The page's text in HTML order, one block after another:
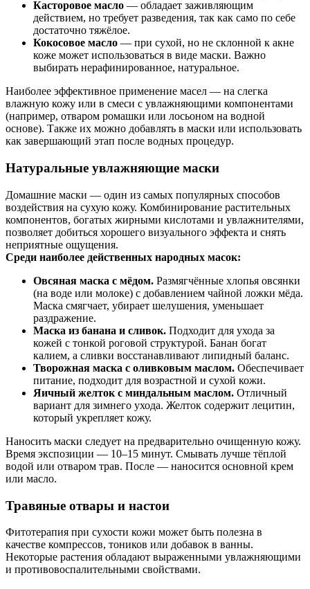
Касторовое масло — обладает заживляющим
действием, но требует разведения, так как само по себе
достаточно тяжёлое.
Кокосовое масло — при сухой, но не склонной к акне
коже может использоваться в виде маски. Важно
выбирать нерафинированное, натуральное.
Наиболее эффективное применение масел — на слегка
влажную кожу или в смеси с увлажняющими компонентами
(например, отваром ромашки или лосьоном на водной
основе). Также их можно добавлять в маски или использовать
как завершающий этап после водных процедур.
Натуральные увлажняющие маски
Домашние маски — один из самых популярных способов
воздействия на сухую кожу. Комбинирование растительных
компонентов, богатых жирными кислотами и увлажнителями,
позволяет добиться хорошего визуального эффекта и снять
неприятные ощущения.
Среди наиболее действенных народных масок:
Овсяная маска с мёдом. Размягчённые хлопья овсянки
(на воде или молоке) с добавлением чайной ложки мёда.
Маска смягчает, убирает шелушения, уменьшает
раздражение.
Маска из банана и сливок. Подходит для ухода за
кожей с тонкой роговой структурой. Банан богат
калием, а сливки восстанавливают липидный баланс.
Творожная маска с оливковым маслом. Обеспечивает
питание, подходит для возрастной и сухой кожи.
Яичный желток с миндальным маслом. Отличный
вариант для зимнего ухода. Желток содержит лецитин,
который укрепляет кожу.
Наносить маски следует на предварительно очищенную кожу.
Время экспозиции — 10–15 минут. Смывать лучше тёплой
водой или отваром трав. После — наносится основной крем
или масло.
Травяные отвары и настои
Фитотерапия при сухости кожи может быть полезна в
качестве компрессов, тоников или добавок в ванны.
Некоторые растения обладают выраженными увлажняющими
и противовоспалительными свойствами.